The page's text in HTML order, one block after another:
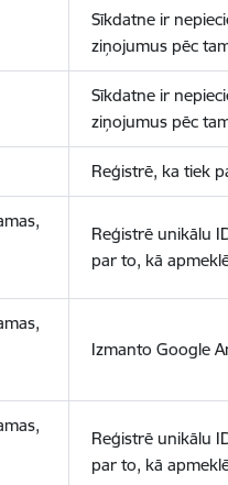
Sīkdatne ir
ziņojumus pēc
Sīkdatne ir
ziņojumus pēc
Reģistrē, ka tiek
Reģistrē unikālu
par to, kā
Izmanto Google
Reģistrē unikālu
par to, kā